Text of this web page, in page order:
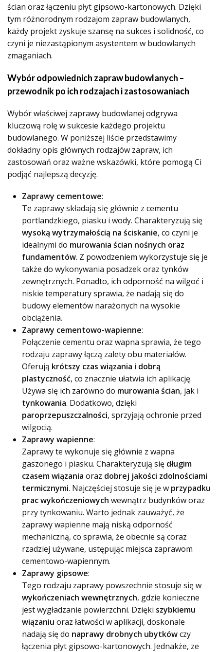
ścian oraz łączeniu płyt gipsowo-kartonowych. Dzięki
tym różnorodnym rodzajom zapraw budowlanych,
każdy projekt zyskuje szansę na sukces i solidność, co
czyni je niezastąpionym asystentem w budowlanych
zmaganiach.
Wybór odpowiednich zapraw budowlanych –
przewodnik po ich rodzajach i zastosowaniach
Wybór właściwej zaprawy budowlanej odgrywa
kluczową rolę w sukcesie każdego projektu
budowlanego. W poniższej liście przedstawimy
dokładny opis głównych rodzajów zapraw, ich
zastosowań oraz ważne wskazówki, które pomogą Ci
podjąć najlepszą decyzję.
Zaprawy cementowe:
Te zaprawy składają się głównie z cementu
portlandzkiego, piasku i wody. Charakteryzują się
wysoką wytrzymałością na ściskanie, co czyni je
idealnymi do murowania ścian nośnych oraz
fundamentów. Z powodzeniem wykorzystuje się je
także do wykonywania posadzek oraz tynków
zewnętrznych. Ponadto, ich odporność na wilgoć i
niskie temperatury sprawia, że nadają się do
budowy elementów narażonych na wysokie
obciążenia.
Zaprawy cementowo-wapienne:
Połączenie cementu oraz wapna sprawia, że tego
rodzaju zaprawy łączą zalety obu materiałów.
Oferują krótszy czas wiązania i dobrą
plastyczność, co znacznie ułatwia ich aplikację.
Używa się ich zarówno do murowania ścian, jak i
tynkowania. Dodatkowo, dzięki
paroprzepuszczalności, sprzyjają ochronie przed
wilgocią.
Zaprawy wapienne:
Zaprawy te wykonuje się głównie z wapna
gaszonego i piasku. Charakteryzują się długim
czasem wiązania oraz dobrej jakości zdolnościami
termicznymi. Najczęściej stosuje się je w przypadku
prac wykończeniowych wewnątrz budynków oraz
przy tynkowaniu. Warto jednak zauważyć, że
zaprawy wapienne mają niską odporność
mechaniczną, co sprawia, że obecnie są coraz
rzadziej używane, ustępując miejsca zaprawom
cementowo-wapiennym.
Zaprawy gipsowe:
Tego rodzaju zaprawy powszechnie stosuje się w
wykończeniach wewnętrznych, gdzie konieczne
jest wygładzanie powierzchni. Dzięki szybkiemu
wiązaniu oraz łatwości w aplikacji, doskonale
nadają się do naprawy drobnych ubytkówczy
łączenia płyt gipsowo-kartonowych. Jednakże, ze